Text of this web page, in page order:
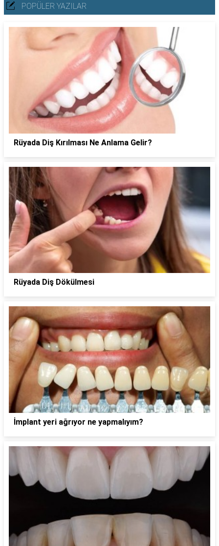
POPÜLER YAZILAR
Rüyada Diş Kırılması Ne Anlama Gelir?
Rüyada Diş Dökülmesi
İmplant yeri ağrıyor ne yapmalıyım?